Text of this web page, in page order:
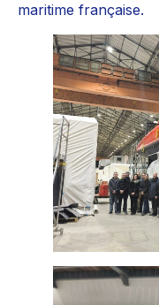
maritime française.